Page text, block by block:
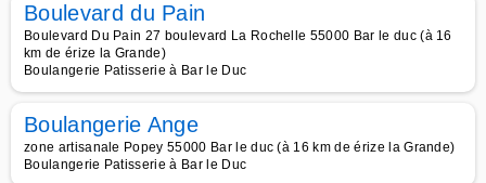
Boulevard du Pain
Boulevard Du Pain 27 boulevard La Rochelle 55000 Bar le duc (à 16
km de érize la Grande)
Boulangerie Patisserie à Bar le Duc
Boulangerie Ange
zone artisanale Popey 55000 Bar le duc (à 16 km de érize la Grande)
Boulangerie Patisserie à Bar le Duc